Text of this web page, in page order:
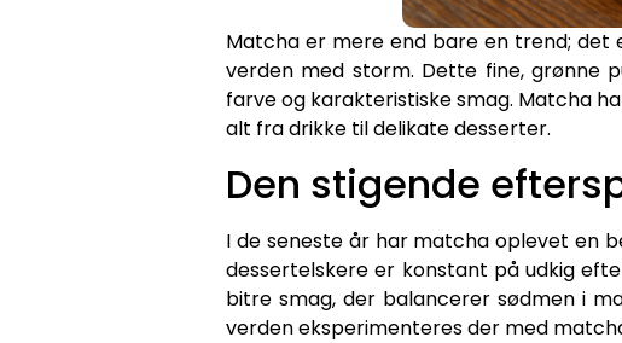
Matcha er mere end bare en trend; det
verden med storm. Dette fine, grønne
farve og karakteristiske smag. Matcha
alt fra drikke til delikate desserter.
Den stigende
I de seneste år har matcha oplevet en
dessertelskere er konstant på udkig
bitre smag, der balancerer sødmen i
verden eksperimenteres der med